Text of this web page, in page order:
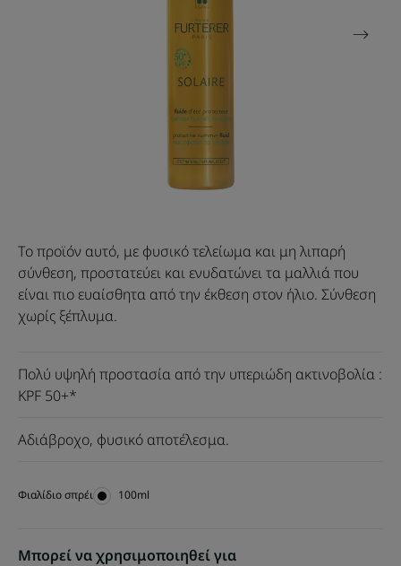
Το προϊόν αυτό, με φυσικό τελείωμα και μη λιπαρή
σύνθεση, προστατεύει και ενυδατώνει τα μαλλιά που
είναι πιο ευαίσθητα από την έκθεση στον ήλιο. Σύνθεση
χωρίς ξέπλυμα.
Πολύ υψηλή προστασία από την υπεριώδη ακτινοβολία :
KPF 50+*
Αδιάβροχο, φυσικό αποτέλεσμα.
Φιαλίδιο σπρέι
Φιαλίδιο
100ml
Μπορεί να χρησιμοποιηθεί για